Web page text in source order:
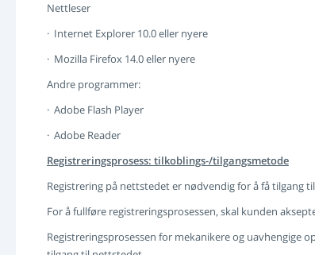
Nettleser
· Internet Explorer 10.0 eller nyere
· Mozilla Firefox 14.0 eller nyere
Andre programmer:
· Adobe Flash Player
· Adobe Reader
Registreringsprosess: tilkoblings-/tilgangsmetode
Registrering på nettstedet er nødvendig for å få tilgang
For å fullføre registreringsprosessen, skal kunden
Registreringsprosessen for mekanikere og uavhengige